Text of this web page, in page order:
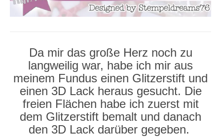
Da mir das große Herz noch zu
langweilig war, habe ich mir aus
meinem Fundus einen Glitzerstift und
einen 3D Lack heraus gesucht. Die
freien Flächen habe ich zuerst mit
dem Glitzerstift bemalt und danach
den 3D Lack darüber gegeben.